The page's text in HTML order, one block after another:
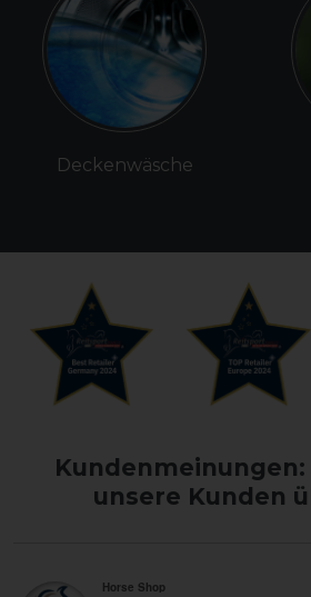
Deckenwäsche
Kundenmeinungen:
unsere Kunden